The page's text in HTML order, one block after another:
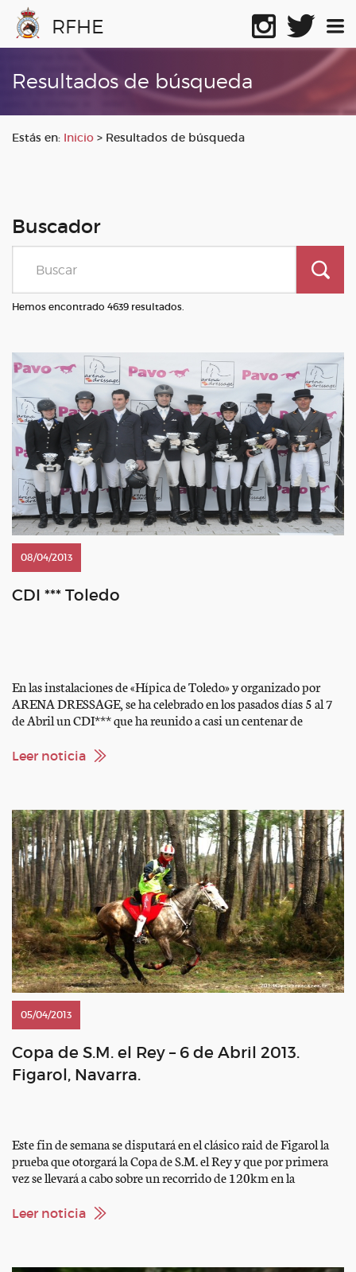
RFHE
Resultados de búsqueda
Estás en: Inicio > Resultados de búsqueda
Buscador
Hemos encontrado 4639 resultados.
08/04/2013
CDI *** Toledo
En las instalaciones de «Hípica de Toledo» y organizado por
ARENA DRESSAGE, se ha celebrado en los pasados días 5 al 7
de Abril un CDI*** que ha reunido a casi un centenar de
internacional. Francia, Alemania, Holanda, Rusia y un grupo de
Leer noticia
05/04/2013
Copa de S.M. el Rey – 6 de Abril 2013.
Figarol, Navarra.
Este fin de semana se disputará en el clásico raid de Figarol la
prueba que otorgará la Copa de S.M. el Rey y que por primera
vez se llevará a cabo sobre un recorrido de 120km en la
3*. Además, Figarol alojará a […]
Leer noticia